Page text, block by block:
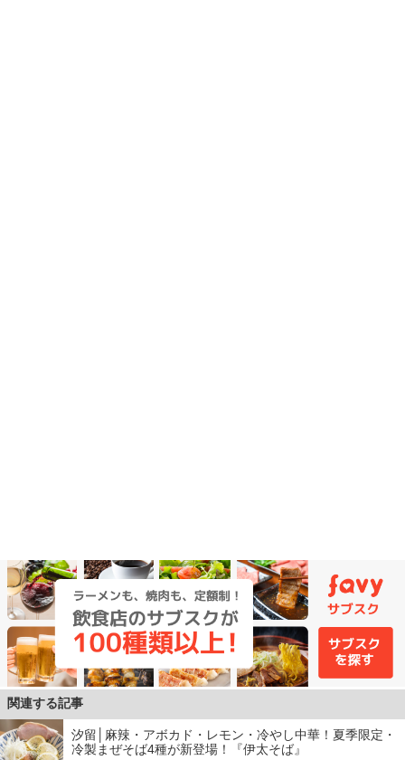
関連する記事
汐留│麻辣・アボカド・レモン・冷やし中華！夏季限定・
冷製まぜそば4種が新登場！『伊太そば』